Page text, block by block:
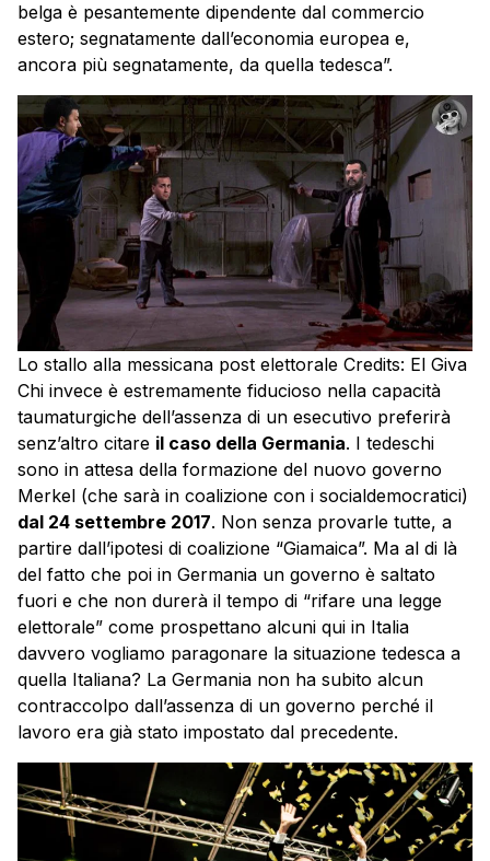
belga è pesantemente dipendente dal commercio
estero; segnatamente dall’economia europea e,
ancora più segnatamente, da quella tedesca”.
Lo stallo alla messicana post elettorale Credits: El Giva
Chi invece è estremamente fiducioso nella capacità
taumaturgiche dell’assenza di un esecutivo preferirà
senz’altro citare il caso della Germania. I tedeschi
sono in attesa della formazione del nuovo governo
Merkel (che sarà in coalizione con i socialdemocratici)
dal 24 settembre 2017. Non senza provarle tutte, a
partire dall’ipotesi di coalizione “Giamaica”. Ma al di là
del fatto che poi in Germania un governo è saltato
fuori e che non durerà il tempo di “rifare una legge
elettorale” come prospettano alcuni qui in Italia
davvero vogliamo paragonare la situazione tedesca a
quella Italiana? La Germania non ha subito alcun
contraccolpo dall’assenza di un governo perché il
lavoro era già stato impostato dal precedente.